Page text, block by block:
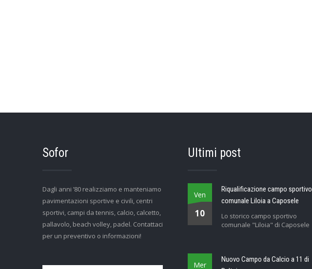
Sofor
Dagli anni ’80 realizziamo e manteniamo
pavimentazioni sportive e civili, centri
sportivi, campi da tennis, calcio, calcetto,
pallavolo, beach volley, padel. Contattaci
per un preventivo o informazioni!
Ultimi post
Ven
10
Riqualificazione campo sportivo
comunale Liloia a Caposele
Lo storico campo sportivo
comunale "Liloia" di Caposele
Mer
Nuovo Campo da Calcio a 11 di